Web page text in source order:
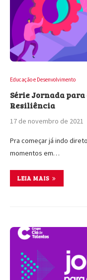
Educação e Desenvolvimento
Série Jornada para
Resiliência
17 de novembro de 2021
Pra começar já indo
momentos em…
LEIA MAIS